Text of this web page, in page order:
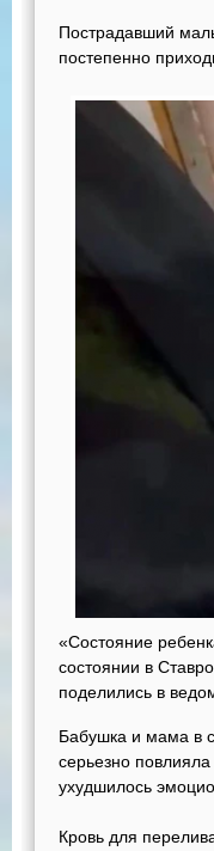
Пострадавший
постепенно
«Состояние
состоянии в
поделились в
Бабушка и мама в
серьезно
ухудшилось
Кровь для